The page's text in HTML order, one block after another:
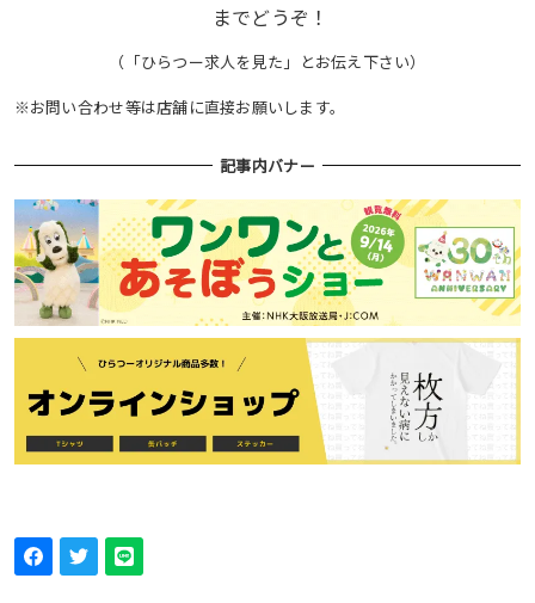
までどうぞ！
（「ひらつー求人を見た」とお伝え下さい）
※お問い合わせ等は店舗に直接お願いします。
記事内バナー